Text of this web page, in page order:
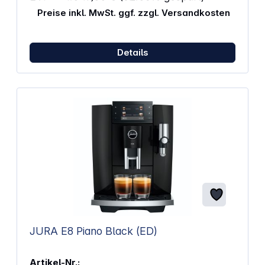
Lieblingsstück! Eigenschaften: Leistung: 1300 - 1500
Watt Max. Pumpendruck: 19 bar Netzspannung: 220-
mm Gewicht: 12 kg Wassertank: 1,7 Liter,
Kaffeemahlgrad: mehrstufige Einstellung
Bohnenbehälter: 250 g Fassungsvermögen
Tassenwarmhalteplatte: Ja Verwendung von
Kaffeepulver möglich Einstellung der Wasserhärte
Visualisierte Menüführung Mehrsprachig einstellbar
Preise inkl. MwSt. ggf. zzgl. Versandkosten
Details
JURA E8 Piano Black (ED)
Artikel-Nr.: